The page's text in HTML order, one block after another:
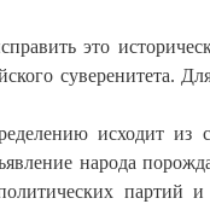
это
суверенитета.
исходит из
народа
партий